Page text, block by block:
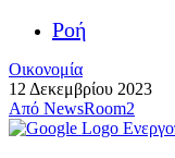
Ροή
Οικονομία
12 Δεκεμβρίου 2023
Από NewsRoom2